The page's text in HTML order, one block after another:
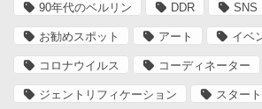
90年代のベルリン DDR SNS
お勧めスポット アート イベ
コロナウイルス コーディネーター
ジェントリフィケーション スター